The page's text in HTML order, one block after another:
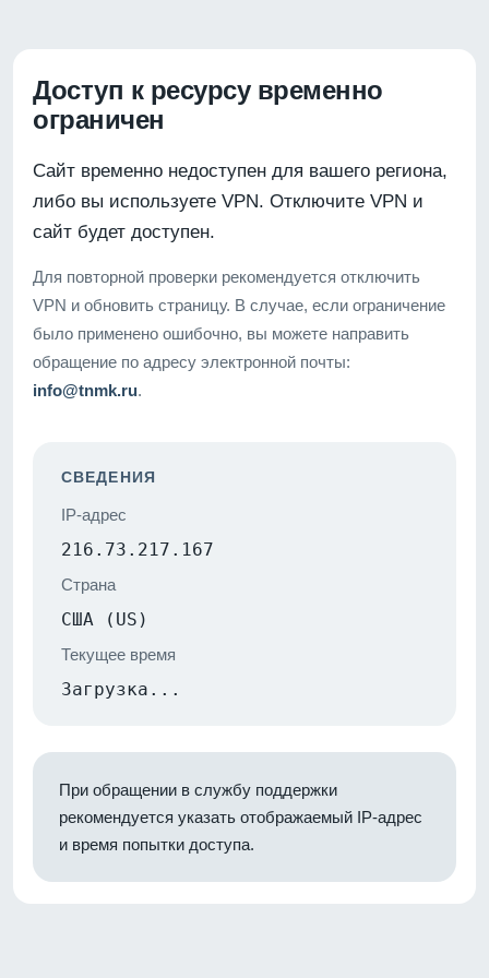
Доступ к ресурсу временно
ограничен
Сайт временно недоступен для вашего региона,
либо вы используете VPN. Отключите VPN и
сайт будет доступен.
Для повторной проверки рекомендуется отключить
VPN и обновить страницу. В случае, если ограничение
было применено ошибочно, вы можете направить
обращение по адресу электронной почты:
info@tnmk.ru.
СВЕДЕНИЯ
IP-адрес
216.73.217.167
Страна
США (US)
Текущее время
Загрузка...
При обращении в службу поддержки
рекомендуется указать отображаемый IP-адрес
и время попытки доступа.